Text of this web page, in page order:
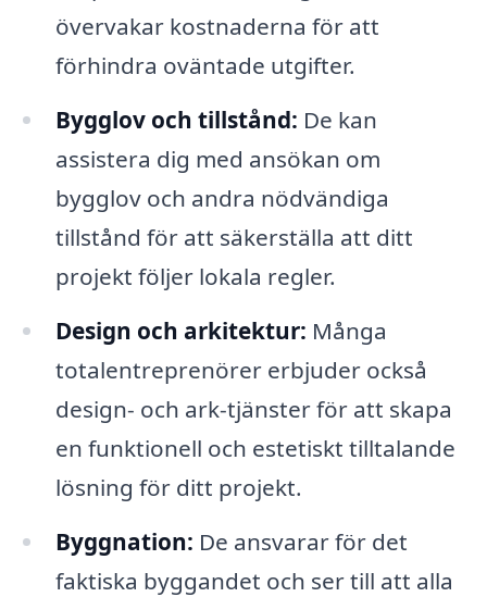
övervakar kostnaderna för att
förhindra oväntade utgifter.
Bygglov och tillstånd: De kan
assistera dig med ansökan om
bygglov och andra nödvändiga
tillstånd för att säkerställa att ditt
projekt följer lokala regler.
Design och arkitektur: Många
totalentreprenörer erbjuder också
design- och ark-tjänster för att skapa
en funktionell och estetiskt tilltalande
lösning för ditt projekt.
Byggnation: De ansvarar för det
faktiska byggandet och ser till att alla